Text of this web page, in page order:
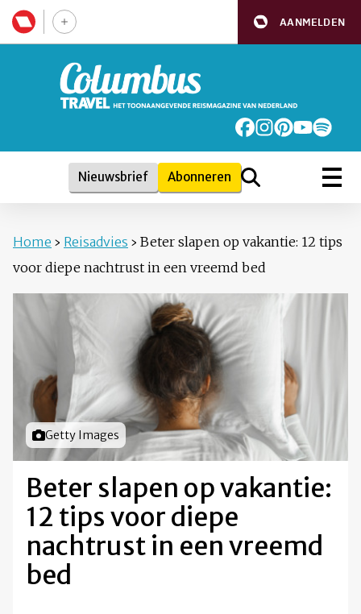
AANMELDEN
Nieuwsbrief Abonneren
Home › Reisadvies › Beter slapen op vakantie: 12 tips
voor diepe nachtrust in een vreemd bed
Foto door
Getty Images
Beter slapen op vakantie:
12 tips voor diepe
nachtrust in een vreemd
bed